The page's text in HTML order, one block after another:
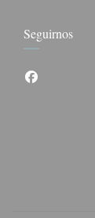
Seguirnos
Facebook